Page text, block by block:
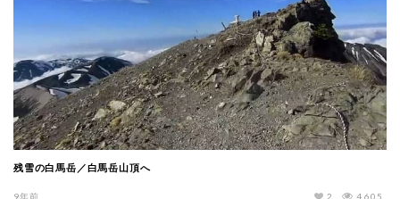
残雪の白馬岳／白馬岳山頂へ
9年前 4,605
2